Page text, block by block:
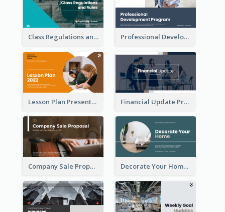
Class Regulations and Rules Presentation Professional Development Program Presentation
Lesson Plan Presentation Financial Update Presentation
Company Sale Proposal Decorate Your Home Presentation